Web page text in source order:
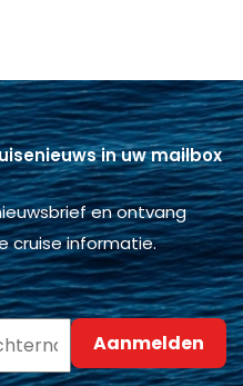
in uw mailbox
en ontvang
cruise informatie.